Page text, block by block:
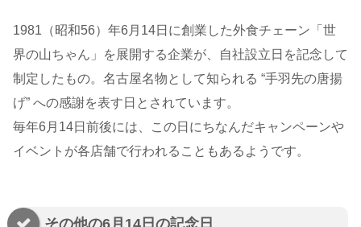
1981（昭和56）年6月14日に創業した外食チェーン「世
界の山ちゃん」を展開する企業が、自社設立日を記念して
制定したもの。名古屋名物として知られる “手羽先の唐揚
げ” への感謝を表す日とされています。
毎年6月14日前後には、この日にちなんだキャンペーンや
イベントが各店舗で行われることもあるようです。
その他の6月14日の記念日